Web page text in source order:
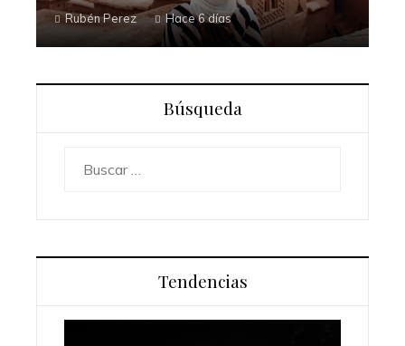
Rubén Perez Hace 6 días
Búsqueda
Tendencias